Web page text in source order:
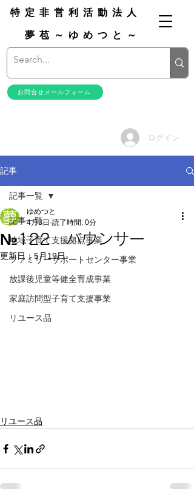
特定非営利活動法人
お問合せメールフォーム
夢苞～ゆめつと～
ログイン
記事
記事一覧
地域子育て支援拠点事業
ファミリーサポートセンター事業
放課後児童等健全育成事業
家庭訪問型子育て支援事業
リユース品
記事一覧
№122 バウンサー
ゆめつと
4月3日 読了時間: 0分
更新日：5月19日
リユース品